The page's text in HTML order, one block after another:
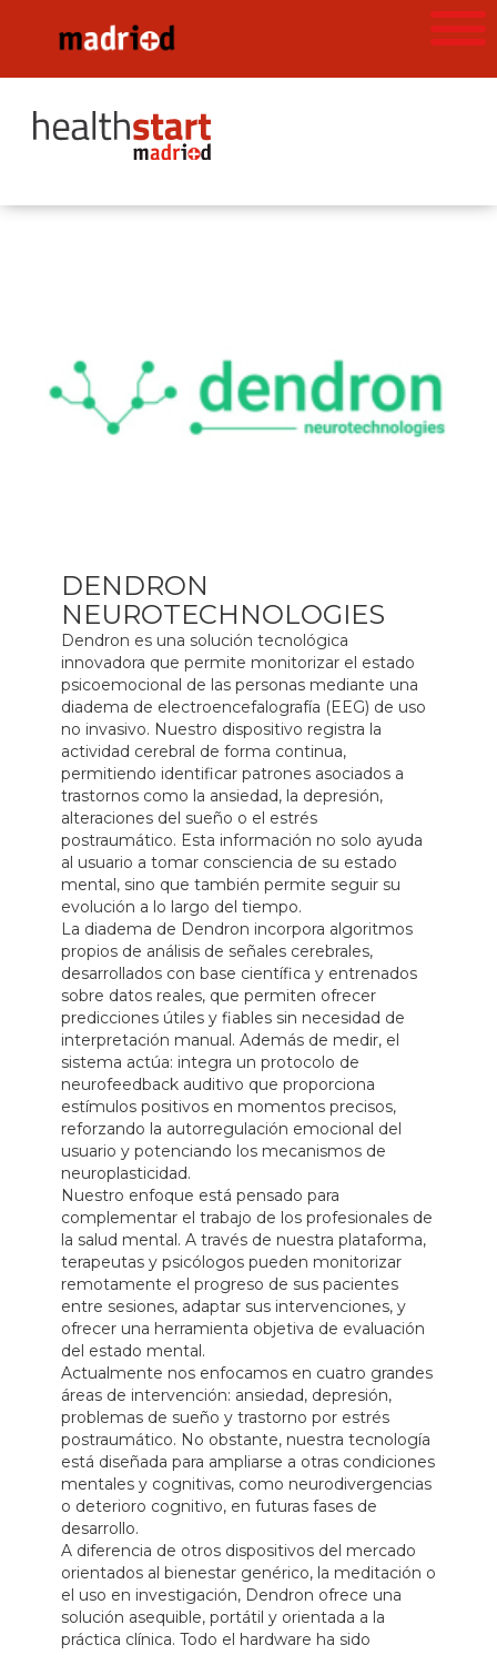
DENDRON
NEUROTECHNOLOGIES
Dendron es una solución tecnológica
innovadora que permite monitorizar el estado
psicoemocional de las personas mediante una
diadema de electroencefalografía (EEG) de uso
no invasivo. Nuestro dispositivo registra la
actividad cerebral de forma continua,
permitiendo identificar patrones asociados a
trastornos como la ansiedad, la depresión,
alteraciones del sueño o el estrés
postraumático. Esta información no solo ayuda
al usuario a tomar consciencia de su estado
mental, sino que también permite seguir su
evolución a lo largo del tiempo.
La diadema de Dendron incorpora algoritmos
propios de análisis de señales cerebrales,
desarrollados con base científica y entrenados
sobre datos reales, que permiten ofrecer
predicciones útiles y fiables sin necesidad de
interpretación manual. Además de medir, el
sistema actúa: integra un protocolo de
neurofeedback auditivo que proporciona
estímulos positivos en momentos precisos,
reforzando la autorregulación emocional del
usuario y potenciando los mecanismos de
neuroplasticidad.
Nuestro enfoque está pensado para
complementar el trabajo de los profesionales de
la salud mental. A través de nuestra plataforma,
terapeutas y psicólogos pueden monitorizar
remotamente el progreso de sus pacientes
entre sesiones, adaptar sus intervenciones, y
ofrecer una herramienta objetiva de evaluación
del estado mental.
Actualmente nos enfocamos en cuatro grandes
áreas de intervención: ansiedad, depresión,
problemas de sueño y trastorno por estrés
postraumático. No obstante, nuestra tecnología
está diseñada para ampliarse a otras condiciones
mentales y cognitivas, como neurodivergencias
o deterioro cognitivo, en futuras fases de
desarrollo.
A diferencia de otros dispositivos del mercado
orientados al bienestar genérico, la meditación o
el uso en investigación, Dendron ofrece una
solución asequible, portátil y orientada a la
práctica clínica. Todo el hardware ha sido